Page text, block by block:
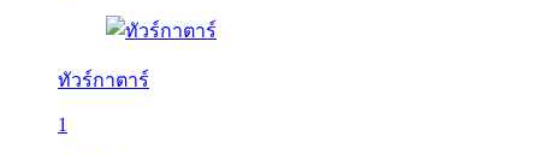
ทัวร์กาตาร์
1